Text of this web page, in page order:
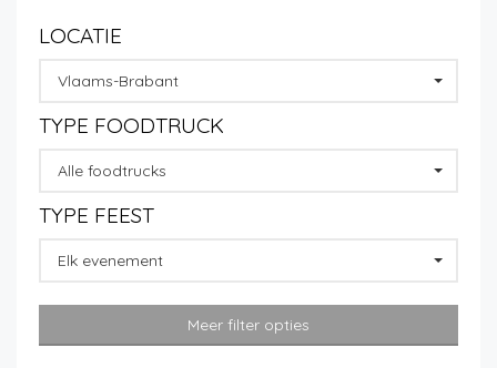
LOCATIE
Vlaams-Brabant
TYPE FOODTRUCK
Alle foodtrucks
TYPE FEEST
Elk evenement
Meer filter opties